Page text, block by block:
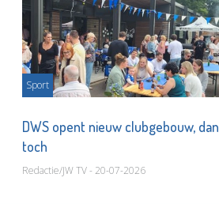
Sport
DWS opent nieuw clubgebouw, dan
toch
Redactie/JW TV - 20-07-2026